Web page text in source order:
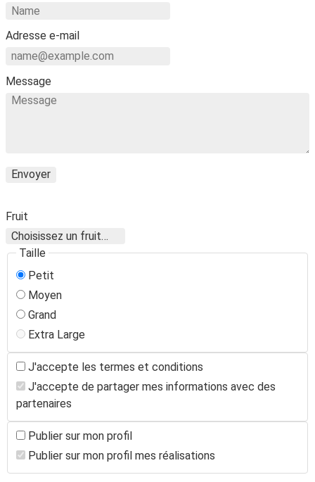
Adresse e-mail
Message
Envoyer
Fruit
Taille
Petit
Moyen
Grand
Extra Large
J'accepte les termes et conditions
partenaires
Publier sur mon profil
Publier sur mon profil mes réalisations